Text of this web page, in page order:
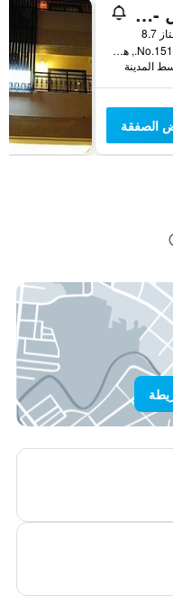
هييس هوتل - هوالين
8.7
No.151, Guolian 5th Rd., هوالين ستي, تايوان
الصفقة